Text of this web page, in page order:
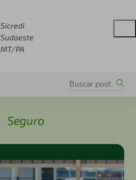
Sicredi
Sudoeste
MT/PA
Seguro